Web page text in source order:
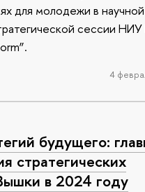
для молодежи в
сессии
4
будущего:
стратегических
в 2024 году